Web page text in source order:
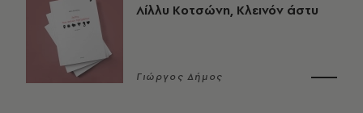
Λίλλυ Κοτσώνη, Κλεινόν άστυ
Γιώργος Δήμος